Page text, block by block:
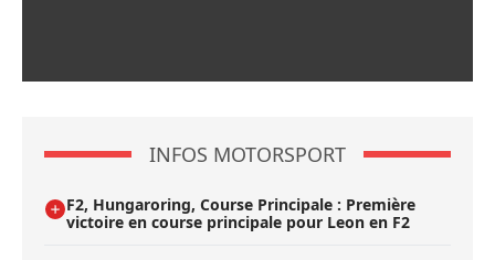
INFOS MOTORSPORT
F2, Hungaroring, Course Principale : Première
victoire en course principale pour Leon en F2